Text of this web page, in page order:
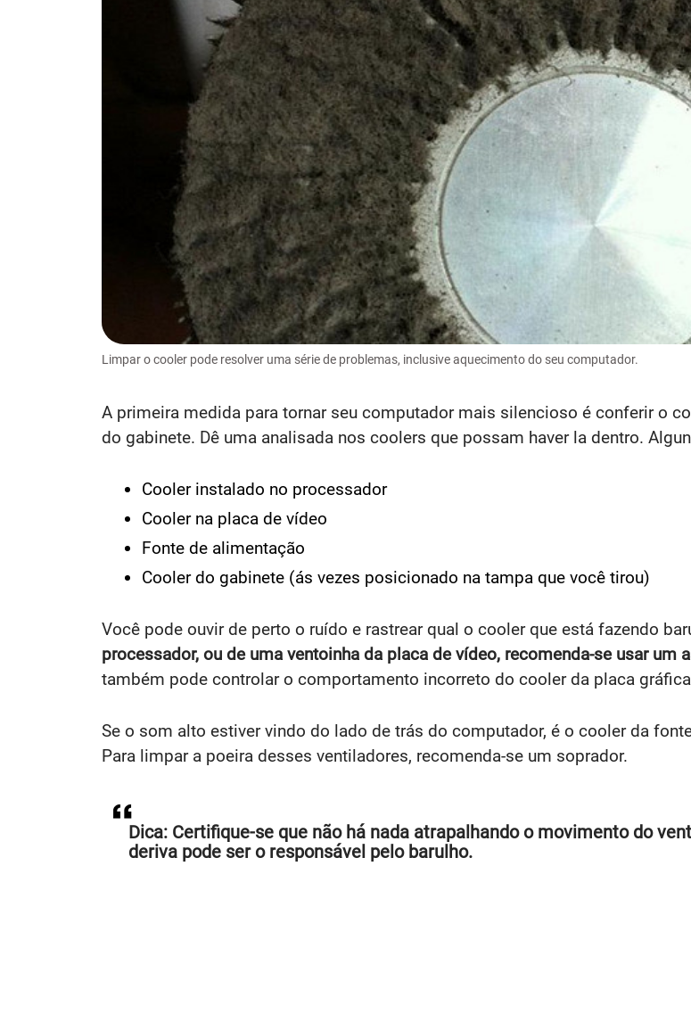
Limpar o cooler pode resolver uma série de problemas, inclusive aquecimento do seu computador.
A primeira medida para tornar seu computador mais silencioso é conferir o
do gabinete. Dê uma analisada nos coolers que possam haver la dentro.
Cooler instalado no processador
Cooler na placa de vídeo
Fonte de alimentação
Cooler do gabinete (ás vezes posicionado na tampa que você tirou)
Você pode ouvir de perto o ruído e rastrear qual o cooler que está fazendo
processador, ou de uma ventoinha da placa de vídeo, recomenda-se usar
também pode controlar o comportamento incorreto do cooler da placa
Se o som alto estiver vindo do lado de trás do computador, é o cooler da
Para limpar a poeira desses ventiladores, recomenda-se um soprador.
Dica: Certifique-se que não há nada atrapalhando o movimento do
deriva pode ser o responsável pelo barulho.